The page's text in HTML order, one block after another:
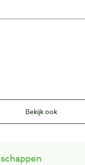
Bekijk ook